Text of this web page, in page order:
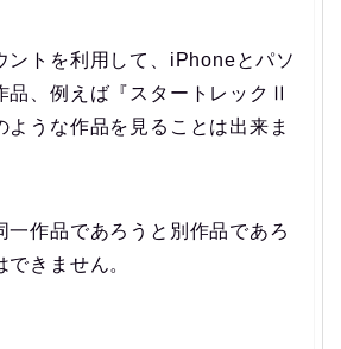
ントを利用して、iPhoneとパソ
品、例えば『スタートレックⅡ
ような作品を見ることは出来ま
一作品であろうと別作品であろ
できません。